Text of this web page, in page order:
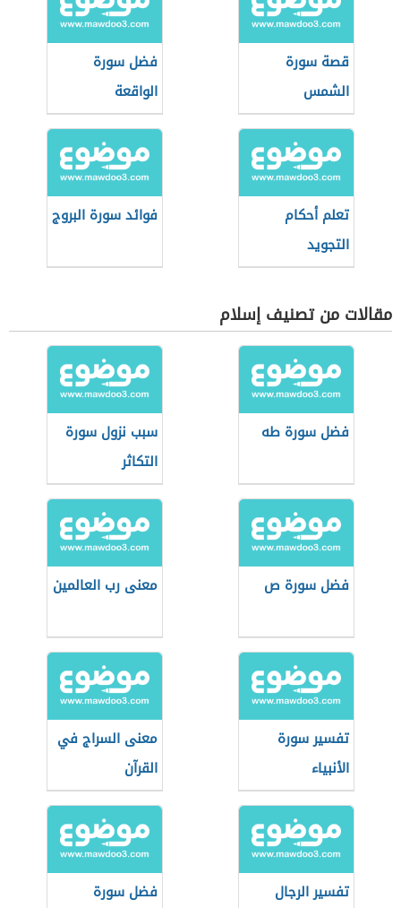
قصة سورة
الشمس
فضل سورة
الواقعة
تعلم أحكام
التجويد
فوائد سورة البروج
مقالات من تصنيف إسلام
فضل سورة طه
سبب نزول سورة
التكاثر
فضل سورة ص معنى رب العالمين
تفسير سورة
الأنبياء
معنى السراج في
القرآن
تفسير الرجال
فضل سورة